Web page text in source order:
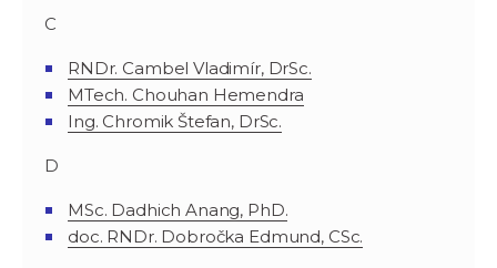
C
RNDr. Cambel Vladimír, DrSc.
MTech. Chouhan Hemendra
Ing. Chromik Štefan, DrSc.
D
MSc. Dadhich Anang, PhD.
doc. RNDr. Dobročka Edmund, CSc.